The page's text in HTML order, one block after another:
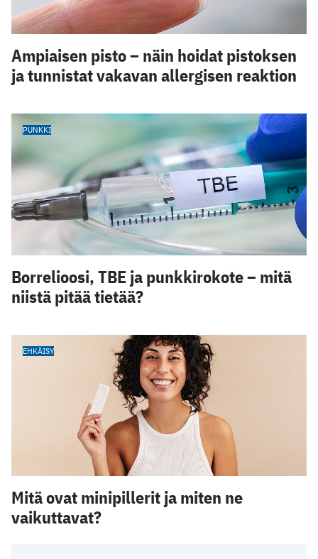
Ampiaisen pisto – näin hoidat pistoksen
ja tunnistat vakavan allergisen reaktion
PUNKKI
Borrelioosi, TBE ja punkkirokote – mitä
niistä pitää tietää?
EHKÄISY
Mitä ovat minipillerit ja miten ne
vaikuttavat?